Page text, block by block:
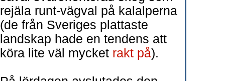
rejäla runt-vägval på kalalperna
(de från Sveriges plattaste
landskap hade en tendens att
köra lite väl mycket rakt på).